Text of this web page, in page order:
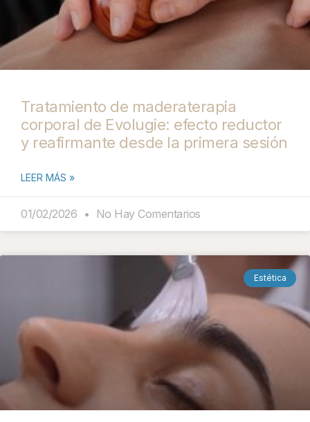
Tratamiento de maderaterapia
corporal de Evolugie: efecto reductor
y reafirmante desde la primera sesión
LEER MÁS »
01/02/2026 No Hay Comentarios
Estética